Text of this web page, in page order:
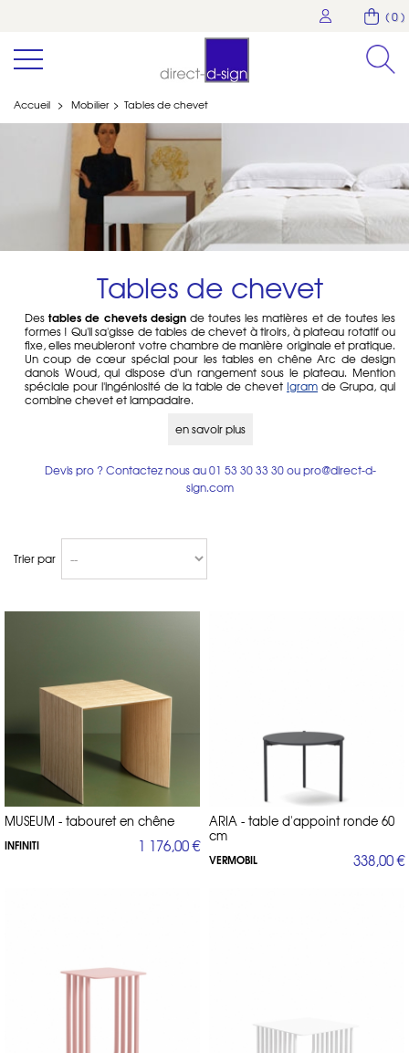
( 0 )
Accueil > Mobilier > Tables de chevet
Tables de chevet
Destables de chevets designde toutes les matières et de toutes les
formes ! Qu'il sa'gisse de tables de chevet à tiroirs, à plateau rotatif ou
fixe, elles meubleront votre chambre de manière originale et pratique.
Un coup de cœur spécial pour les tables en chêne Arc de design
danois Woud, qui dispose d'un rangement sous le plateau. Mention
spéciale pour l'ingéniosité de la table de chevet Igram de Grupa, qui
combine chevet et lampadaire.
nous contacter au 01 53 30 33 30 pour obtenir des échantillons ou un
en savoir plus
Devis pro ? Contactez nous au01 53 30 33 30oupro@direct-d-
sign.com
Trier par
MUSEUM - tabouret en chêne
INFINITI 1 176,00 €
ARIA - table d'appoint ronde 60
cm
VERMOBIL 338,00 €